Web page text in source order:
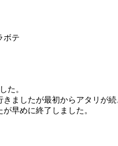
ボテ
た。
ましたが最初からアタリが続
早めに終了しました。